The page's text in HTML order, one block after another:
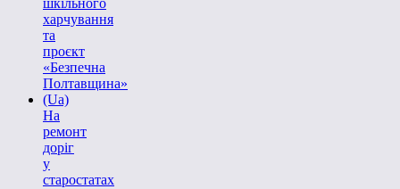
харчування
та
проєкт
«Безпечна
Полтавщина»
(Ua)
На
ремонт
доріг
у
старостатах